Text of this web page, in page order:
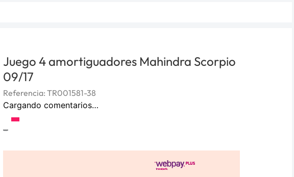
Juego 4 amortiguadores Mahindra Scorpio
09/17
Referencia: TR001581-38
Cargando comentarios…
-